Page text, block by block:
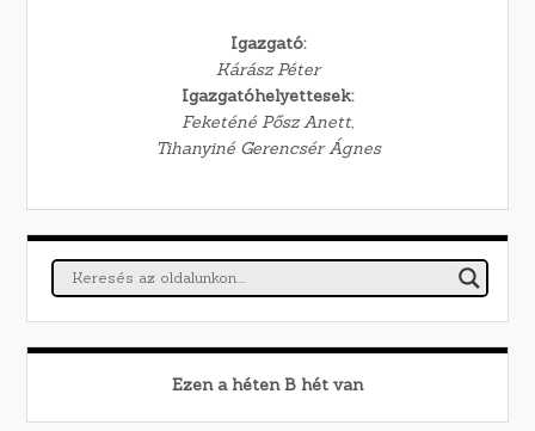
Igazgató:
Kárász Péter
Igazgatóhelyettesek:
Feketéné Pősz Anett,
Tihanyiné Gerencsér Ágnes
Ezen a héten B hét van